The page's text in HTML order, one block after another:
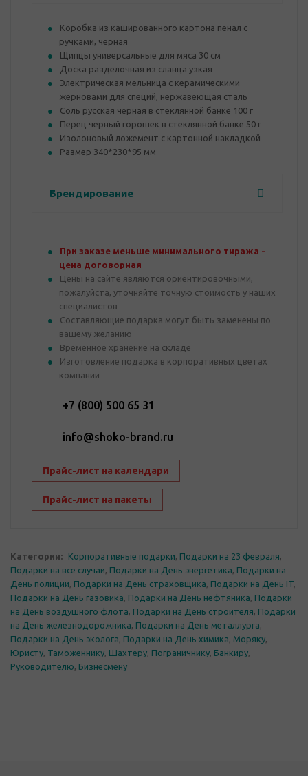
Коробка из кашированного картона пенал с
ручками, черная
Щипцы универсальные для мяса 30 см
Доска разделочная из сланца узкая
Электрическая мельница с керамическими
жерновами для специй, нержавеющая сталь
Соль русская черная в стеклянной банке 100 г
Перец черный горошек в стеклянной банке 50 г
Изолоновый ложемент с картонной накладкой
Размер 340*230*95 мм
Брендирование
При заказе меньше минимального тиража -
цена договорная
Цены на сайте являются ориентировочными,
пожалуйста, уточняйте точную стоимость у наших
специалистов
Составляющие подарка могут быть заменены по
вашему желанию
Временное хранение на складе
Изготовление подарка в корпоративных цветах
компании
+7 (800) 500 65 31
info@shoko-brand.ru
Прайс-лист на календари
Прайс-лист на пакеты
Категории: Корпоративные подарки, Подарки на 23 февраля,
Подарки на все случаи, Подарки на День энергетика, Подарки на
День полиции, Подарки на День страховщика, Подарки на День IT,
Подарки на День газовика, Подарки на День нефтяника, Подарки
на День воздушного флота, Подарки на День строителя, Подарки
на День железнодорожника, Подарки на День металлурга,
Подарки на День эколога, Подарки на День химика, Моряку,
Юристу, Таможеннику, Шахтеру, Пограничнику, Банкиру,
Руководителю, Бизнесмену